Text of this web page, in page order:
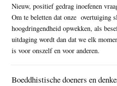
Nieuw, positief gedrag inoefenen
Om te beletten dat onze overtuiging
hoogdringendheid opwekken, als
uitdaging wordt dan dat we elk
is voor onszelf en voor anderen.
Boeddhistische doeners en